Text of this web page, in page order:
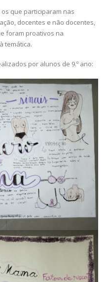
que participaram nas
docentes e não docentes,
foram proativos na
temática.
por alunos de 9.º ano: